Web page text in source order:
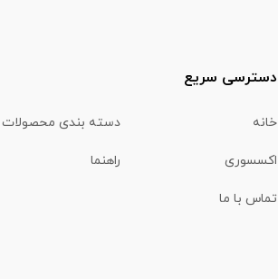
دسترسی سریع
خانه دسته بندی محصولات
اکسسوری راهنما
تماس با ما